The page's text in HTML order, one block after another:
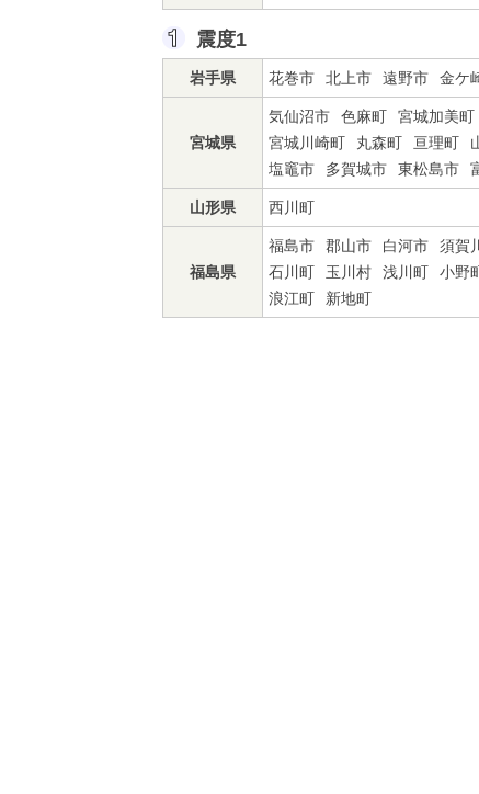
震度1
岩手県 花巻市 北上市 遠野市 金ケ
宮城県
気仙沼市 色麻町 宮城加美町
宮城川崎町
丸森町 亘理町
塩竈市
多賀城市 東松島市
山形県 西川町
福島県
福島市 郡山市 白河市 須賀
石川町
玉川村 浅川町 小野
浪江町
新地町